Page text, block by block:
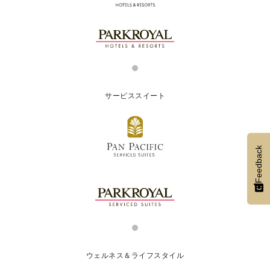
サービススイート
ウェルネス＆ライフスタイル
Feedback